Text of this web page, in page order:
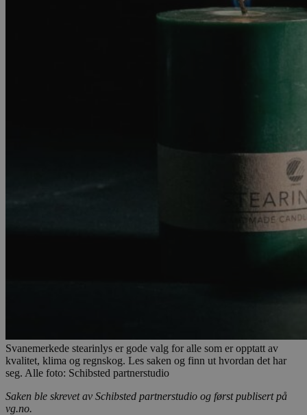
Svanemerkede stearinlys er gode valg for alle som er opptatt av
kvalitet, klima og regnskog. Les saken og finn ut hvordan det har
seg. Alle foto: Schibsted partnerstudio
Saken ble skrevet av Schibsted partnerstudio og først publisert på
vg.no.